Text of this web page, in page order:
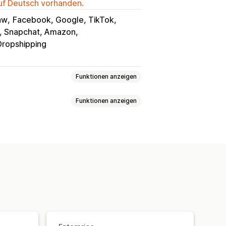
Deutsch vorhanden.
Facebook, Google, TikTok
Snapchat, Amazon
Funktionen anzeigen
Funktionen anzeigen